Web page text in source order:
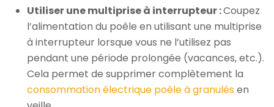
Utiliser une multiprise à interrupteur :Coupez
l’alimentation du poêle en utilisant une multiprise
à interrupteur lorsque vous ne l’utilisez pas
pendant une période prolongée (vacances, etc.).
Cela permet de supprimer complètement la
consommation électrique poêle à granulésen